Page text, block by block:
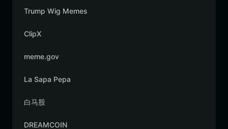
Trump Wig Memes
ClipX
meme.gov
La Sapa Pepa
白马股
DREAMCOIN